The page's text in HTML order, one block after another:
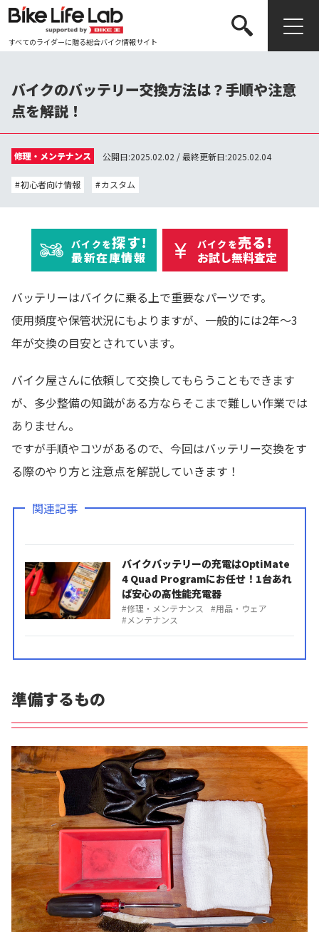
すべてのライダーに贈る総合バイク情報サイト
バイクのバッテリー交換方法は？手順や注意
点を解説！
修理・メンテナンス 公開日:2025.02.02 / 最終更新日:2025.02.04
初心者向け情報 カスタム
バイクを探す!
最新在庫情報
バイクを売る!
お試し無料査定
バッテリーはバイクに乗る上で重要なパーツです。
使用頻度や保管状況にもよりますが、一般的には2年〜3
年が交換の目安とされています。
バイク屋さんに依頼して交換してもらうこともできます
が、多少整備の知識がある方ならそこまで難しい作業では
ありません。
ですが手順やコツがあるので、今回はバッテリー交換をす
る際のやり方と注意点を解説していきます！
関連記事
バイクバッテリーの充電はOptiMate
4 Quad Programにお任せ！1台あれ
ば安心の高性能充電器
修理・メンテナンス
用品・ウェア
メンテナンス
準備するもの